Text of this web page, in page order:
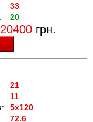
33
20
20400 грн.
21
11
5x120
72.6